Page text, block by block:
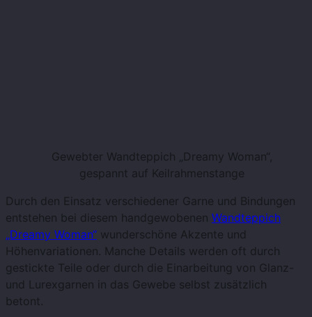
Gewebter Wandteppich „Dreamy Woman“,
gespannt auf Keilrahmenstange
Durch den Einsatz verschiedener Garne und Bindungen
entstehen bei diesem handgewobenen Wandteppich
„Dreamy Woman“ wunderschöne Akzente und
Höhenvariationen. Manche Details werden oft durch
gestickte Teile oder durch die Einarbeitung von Glanz-
und Lurexgarnen in das Gewebe selbst zusätzlich
betont.